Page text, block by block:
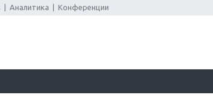
Аналитика Конференции